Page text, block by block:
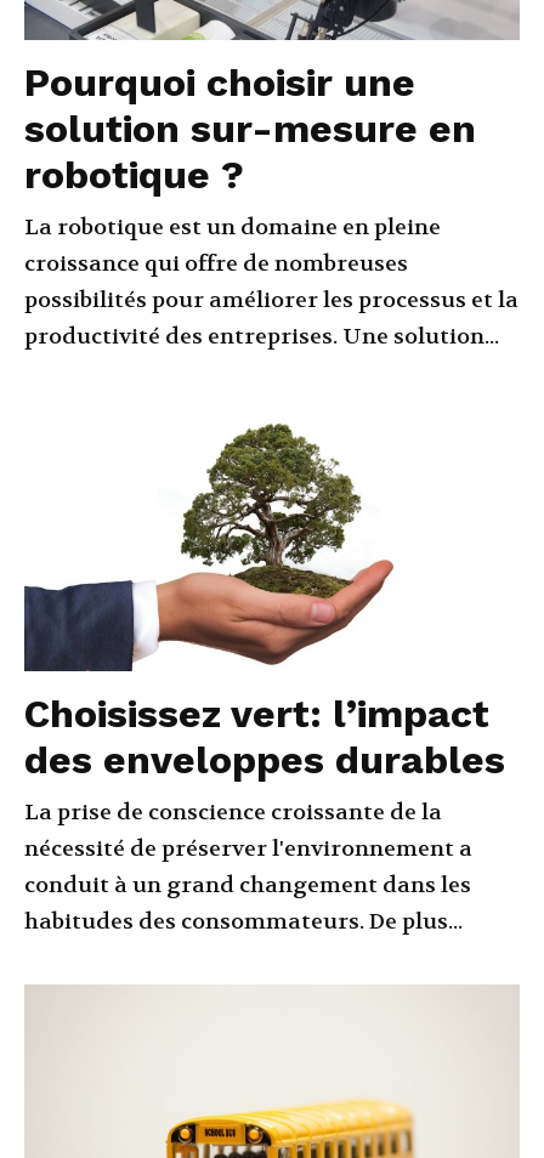
Pourquoi choisir une
solution sur-mesure en
robotique ?
La robotique est un domaine en pleine
croissance qui offre de nombreuses
possibilités pour améliorer les processus et la
productivité des entreprises. Une solution...
Choisissez vert: l’impact
des enveloppes durables
La prise de conscience croissante de la
nécessité de préserver l'environnement a
conduit à un grand changement dans les
habitudes des consommateurs. De plus...